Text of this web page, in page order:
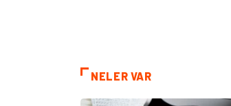
NELER VAR